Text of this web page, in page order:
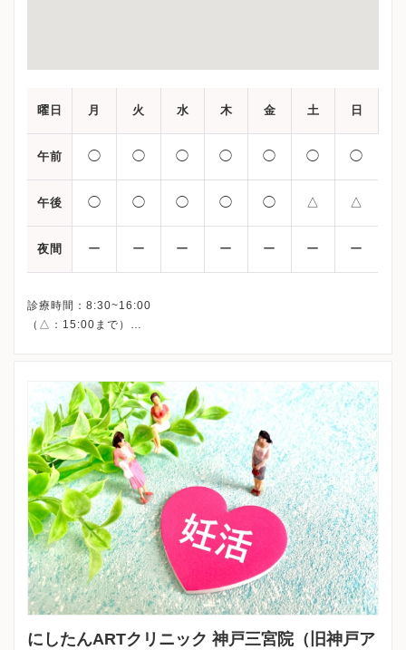
曜日 月 火 水 木 金 土 日
午前 ◯ ◯ ◯ ◯ ◯ ◯ ◯
午後 ◯ ◯ ◯ ◯ ◯ △ △
夜間 ー ー ー ー ー ー ー
診療時間：8:30~16:00
（△：15:00まで）
にしたんARTクリニック 神戸三宮院（旧神戸ア